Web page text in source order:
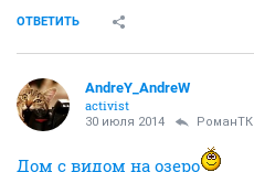
ОТВЕТИТЬ
AndreY_AndreW
activist
30 июля 2014 РоманТК
Дом с видом на озеро